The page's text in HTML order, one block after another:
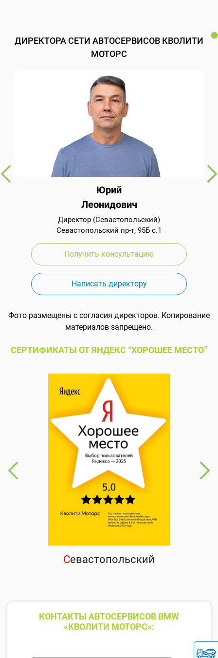
ДИРЕКТОРА СЕТИ АВТОСЕРВИСОВ КВОЛИТИ
МОТОРС
Юрий
Леонидович
Директор (Севастопольский)
Севастопольский пр-т, 95Б с.1
Получить консультацию
Написать директору
Фото размещены с согласия директоров. Копирование
материалов запрещено.
СЕРТИФИКАТЫ ОТ ЯНДЕКС “ХОРОШЕЕ МЕСТО”
Севастопольский
КОНТАКТЫ АВТОСЕРВИСОВ BMW
«КВОЛИТИ МОТОРС»: